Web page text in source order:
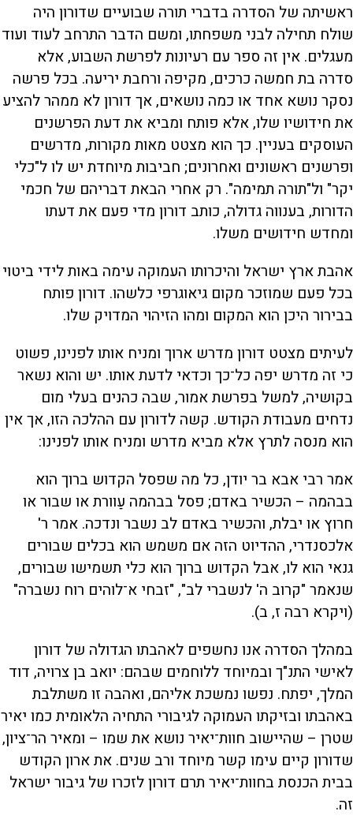
ראשיתה של הסדרה בדברי תורה שבועיים שדורון היה
שולח תחילה לבני משפחתו, ומשם הדבר התרחב לעוד ועוד
מעגלים. אין זה ספר עם רעיונות לפרשת השבוע, אלא
סדרה בת חמשה כרכים, מקיפה ורחבת יריעה. בכל פרשה
נסקר נושא אחד או כמה נושאים, אך דורון לא ממהר להציע
את חידושיו שלו, אלא פותח ומביא את דעת הפרשנים
העוסקים בעניין. כך הוא מצטט מאות מקורות, מדרשים
ופרשנים ראשונים ואחרונים; חביבות מיוחדת יש לו ל"כלי
יקר" ול"תורה תמימה". רק אחרי הבאת דבריהם של חכמי
הדורות, בענווה גדולה, כותב דורון מדי פעם את דעתו
ומחדש חידושים משלו.
אהבת ארץ ישראל והיכרותו העמוקה עימה באות לידי ביטוי
בכל פעם שמוזכר מקום גיאוגרפי כלשהו. דורון פותח
בבירור היכן הוא המקום ומהו הזיהוי המדויק שלו.
לעיתים מצטט דורון מדרש ארוך ומניח אותו לפנינו, פשוט
כי זה מדרש יפה כל־כך וכדאי לדעת אותו. יש והוא נשאר
בקושיה, למשל בפרשת אמור, שבה כהנים בעלי מום
נדחים מעבודת הקודש. קשה לדורון עם ההלכה הזו, אך אין
הוא מנסה לתרץ אלא מביא מדרש ומניח אותו לפנינו:
אמר רבי אבא בר יודן, כל מה שפסל הקדוש ברוך הוא
בבהמה – הכשיר באדם; פסל בבהמה עַוורת או שבור או
חרוץ או יבלת, והכשיר באדם לב נשבר ונדכה. אמר ר'
אלכסנדרי, ההדיוט הזה אם משמש הוא בכלים שבורים
גנאי הוא לו, אבל הקדוש ברוך הוא כלי תשמישו שבורים,
שנאמר "קרוב ה' לנשברי לב", "זבחי א־לוהים רוח נשברה"
(ויקרא רבה ז, ב).
במהלך הסדרה אנו נחשפים לאהבתו הגדולה של דורון
לאישי התנ"ך ובמיוחד ללוחמים שבהם: יואב בן צרויה, דוד
המלך, יפתח. נפשו נמשכת אליהם, ואהבה זו משתלבת
באהבתו ובזיקתו העמוקה לגיבורי התחיה הלאומית כמו יאיר
שטרן – שהיישוב חוות־יאיר נושא את שמו – ומאיר הר־ציון,
שדורון קיים עימו קשר מיוחד ורב שנים. את ארון הקודש
בבית הכנסת בחוות־יאיר תרם דורון לזכרו של גיבור ישראל
זה.